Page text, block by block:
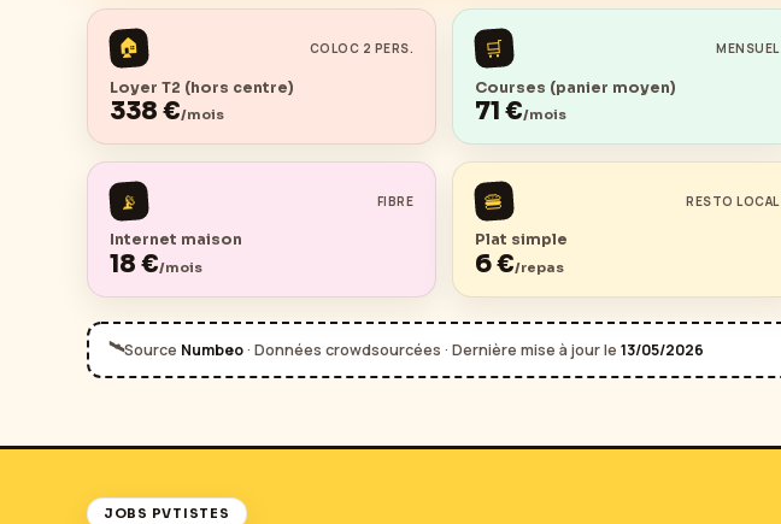
🏠 COLOC 2 PERS.
Loyer T2 (hors centre)
338 €/mois
🛒 MENSUEL
Courses (panier moyen)
71 €/mois
📡 FIBRE
Internet maison
18 €/mois
🍔 RESTO LOCAL
Plat simple
6€/repas
🛰️Source Numbeo· Données crowdsourcées · Dernière mise à jour le 13/05/2026
JOBS PVTISTES